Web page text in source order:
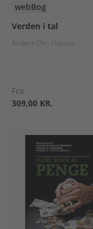
webBog
Verden i tal
Anders Chr. Hansen
Fra
309,00 KR.